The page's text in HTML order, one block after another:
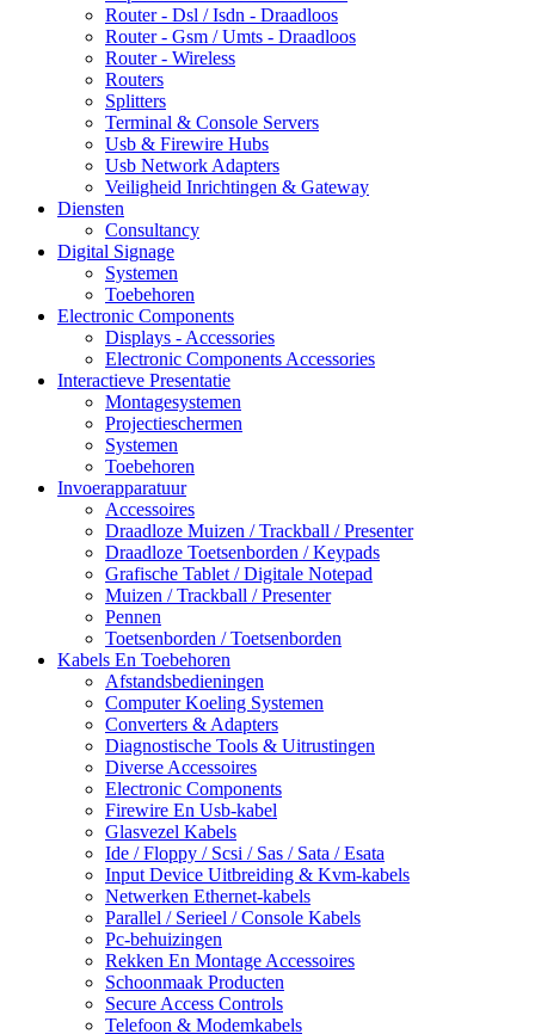
Router - Dsl / Isdn - Draadloos
Router - Gsm / Umts - Draadloos
Router - Wireless
Routers
Splitters
Terminal & Console Servers
Usb & Firewire Hubs
Usb Network Adapters
Veiligheid Inrichtingen & Gateway
Diensten
Consultancy
Digital Signage
Systemen
Toebehoren
Electronic Components
Displays - Accessories
Electronic Components Accessories
Interactieve Presentatie
Montagesystemen
Projectieschermen
Systemen
Toebehoren
Invoerapparatuur
Accessoires
Draadloze Muizen / Trackball / Presenter
Draadloze Toetsenborden / Keypads
Grafische Tablet / Digitale Notepad
Muizen / Trackball / Presenter
Pennen
Toetsenborden / Toetsenborden
Kabels En Toebehoren
Afstandsbedieningen
Computer Koeling Systemen
Converters & Adapters
Diagnostische Tools & Uitrustingen
Diverse Accessoires
Electronic Components
Firewire En Usb-kabel
Glasvezel Kabels
Ide / Floppy / Scsi / Sas / Sata / Esata
Input Device Uitbreiding & Kvm-kabels
Netwerken Ethernet-kabels
Parallel / Serieel / Console Kabels
Pc-behuizingen
Rekken En Montage Accessoires
Schoonmaak Producten
Secure Access Controls
Telefoon & Modemkabels